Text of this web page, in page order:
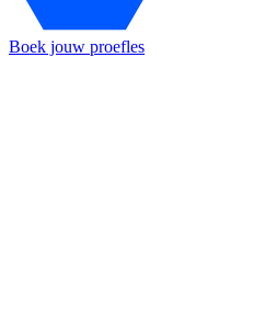
Boek jouw proefles